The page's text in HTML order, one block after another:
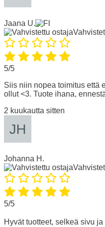
Jaana U.
5/5
Siis niin nopea toimitus että
ollut <3. Tuote ihana,
2 kuukautta sitten
Johanna H.
5/5
Hyvät tuotteet, selkeä sivu